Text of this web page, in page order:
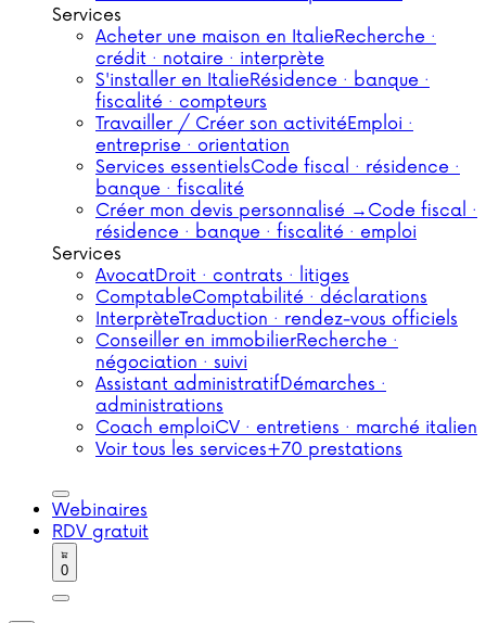
Services
Acheter une maison en ItalieRecherche ·
crédit · notaire · interprète
S'installer en ItalieRésidence · banque ·
fiscalité · compteurs
Travailler / Créer son activitéEmploi ·
entreprise · orientation
Services essentielsCode fiscal · résidence ·
banque · fiscalité
Créer mon devis personnalisé → Code fiscal ·
résidence · banque · fiscalité · emploi
Services
AvocatDroit · contrats · litiges
ComptableComptabilité · déclarations
InterprèteTraduction · rendez-vous officiels
Conseiller en immobilierRecherche ·
négociation · suivi
Assistant administratifDémarches ·
administrations
Coach emploiCV · entretiens · marché italien
Voir tous les services+70 prestations
Webinaires
RDV gratuit
0